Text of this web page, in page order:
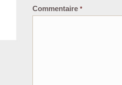
Commentaire *